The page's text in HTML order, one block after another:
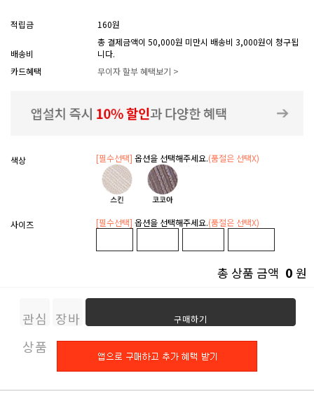
적립금 160원
배송비
총 결제금액이 50,000원 미만시 배송비 3,000원이 청구됩
니다.
카드혜택
무이자 할부 혜택보기 >
색상 [필수선택] 옵션을 선택해주세요.(품절은 선택X)
사이즈 [필수선택] 옵션을 선택해주세요.(품절은 선택X)
총 상품 금액 0 원
관심
상품
장바
구니
구매하기